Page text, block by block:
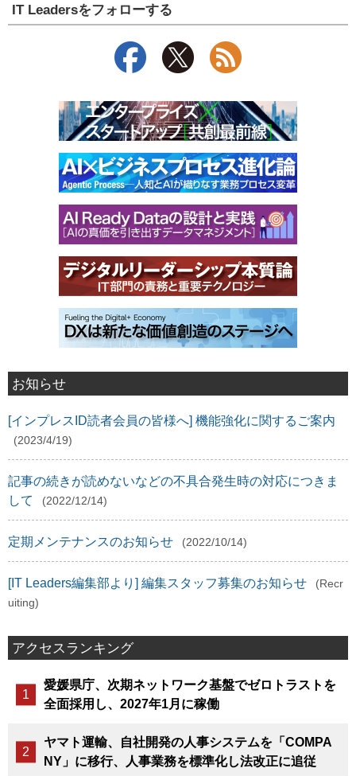
IT Leadersをフォローする
お知らせ
[インプレスID読者会員の皆様へ] 機能強化に関するご案内
(2023/4/19)
記事の続きが読めないなどの不具合発生時の対応につきま
して
(2022/12/14)
定期メンテナンスのお知らせ (2022/10/14)
[IT Leaders編集部より] 編集スタッフ募集のお知らせ
(Recr
uiting)
アクセスランキング
愛媛県庁、次期ネットワーク基盤でゼロトラストを
全面採用し、2027年1月に稼働
ヤマト運輸、自社開発の人事システムを「COMPA
NY」に移行、人事業務を標準化し法改正に追従